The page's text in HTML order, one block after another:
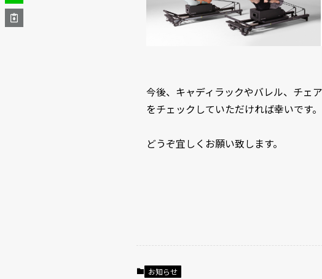
今後、キャディラックやバレル、チェ
をチェックしていただければ幸いです。
どうぞ宜しくお願い致します。
お知らせ